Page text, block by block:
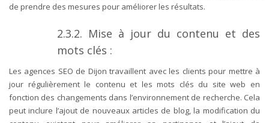
de prendre des mesures pour améliorer les résultats.
2.3.2. Mise à jour du contenu et des
mots clés :
Les agences SEO de Dijon travaillent avec les clients pour mettre à
jour régulièrement le contenu et les mots clés du site web en
fonction des changements dans l’environnement de recherche. Cela
peut inclure l’ajout de nouveaux articles de blog, la modification du